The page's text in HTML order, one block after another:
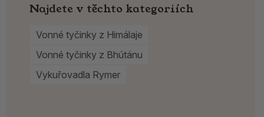
Najdete v těchto kategoriích
Vonné tyčinky z Himálaje
Vonné tyčinky z Bhútánu
Vykuřovadla Rymer